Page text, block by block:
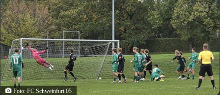
Foto: FC Schweinfurt 05